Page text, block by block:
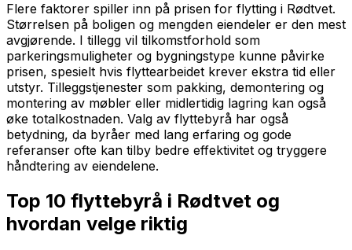
Flere faktorer spiller inn på prisen for flytting i Rødtvet.
Størrelsen på boligen og mengden eiendeler er den mest
avgjørende. I tillegg vil tilkomstforhold som
parkeringsmuligheter og bygningstype kunne påvirke
prisen, spesielt hvis flyttearbeidet krever ekstra tid eller
utstyr. Tilleggstjenester som pakking, demontering og
montering av møbler eller midlertidig lagring kan også
øke totalkostnaden. Valg av flyttebyrå har også
betydning, da byråer med lang erfaring og gode
referanser ofte kan tilby bedre effektivitet og tryggere
håndtering av eiendelene.
Top 10 flyttebyrå i Rødtvet og
hvordan velge riktig